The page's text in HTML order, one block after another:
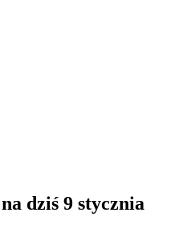
dziś 9 stycznia